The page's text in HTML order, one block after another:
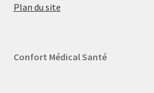
Plan du site
Confort Médical Santé